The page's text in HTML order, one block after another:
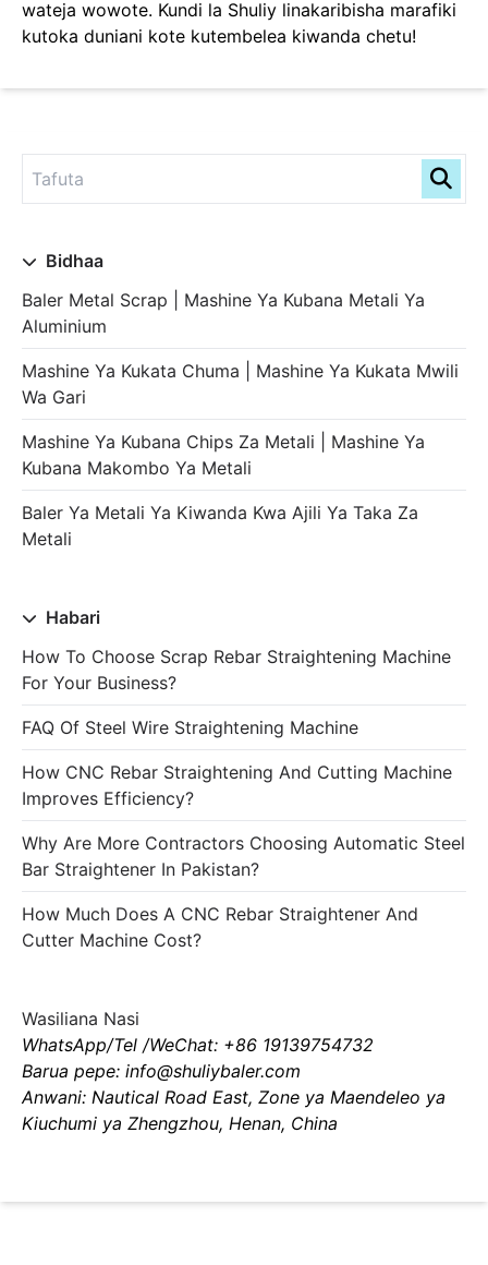
Bidhaa
Baler Metal Scrap | Mashine Ya Kubana Metali Ya
Aluminium
Mashine Ya Kukata Chuma | Mashine Ya Kukata Mwili
Wa Gari
Mashine Ya Kubana Chips Za Metali | Mashine Ya
Kubana Makombo Ya Metali
Baler Ya Metali Ya Kiwanda Kwa Ajili Ya Taka Za
Metali
Habari
How To Choose Scrap Rebar Straightening Machine
For Your Business?
FAQ Of Steel Wire Straightening Machine
How CNC Rebar Straightening And Cutting Machine
Improves Efficiency?
Why Are More Contractors Choosing Automatic Steel
Bar Straightener In Pakistan?
How Much Does A CNC Rebar Straightener And
Cutter Machine Cost?
Wasiliana Nasi
WhatsApp/Tel /WeChat: +86 19139754732
Barua pepe: info@shuliybaler.com
Anwani: Nautical Road East, Zone ya Maendeleo ya
Kiuchumi ya Zhengzhou, Henan, China
wateja wowote. Kundi la Shuliy linakaribisha marafiki
kutoka duniani kote kutembelea kiwanda chetu!